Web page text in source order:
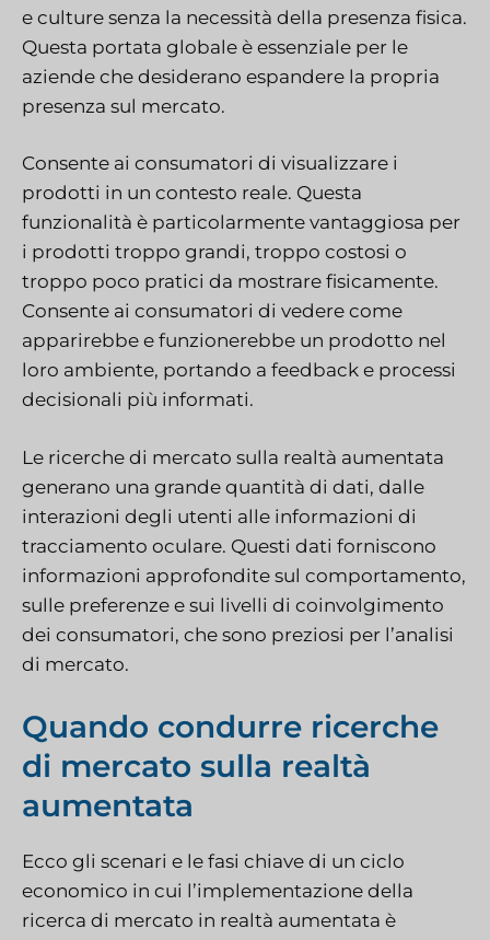
e culture senza la necessità della presenza fisica.
Questa portata globale è essenziale per le
aziende che desiderano espandere la propria
presenza sul mercato.
Consente ai consumatori di visualizzare i
prodotti in un contesto reale. Questa
funzionalità è particolarmente vantaggiosa per
i prodotti troppo grandi, troppo costosi o
troppo poco pratici da mostrare fisicamente.
Consente ai consumatori di vedere come
apparirebbe e funzionerebbe un prodotto nel
loro ambiente, portando a feedback e processi
decisionali più informati.
Le ricerche di mercato sulla realtà aumentata
generano una grande quantità di dati, dalle
interazioni degli utenti alle informazioni di
tracciamento oculare. Questi dati forniscono
informazioni approfondite sul comportamento,
sulle preferenze e sui livelli di coinvolgimento
dei consumatori, che sono preziosi per l’analisi
di mercato.
Quando condurre ricerche
di mercato sulla realtà
aumentata
Ecco gli scenari e le fasi chiave di un ciclo
economico in cui l’implementazione della
ricerca di mercato in realtà aumentata è